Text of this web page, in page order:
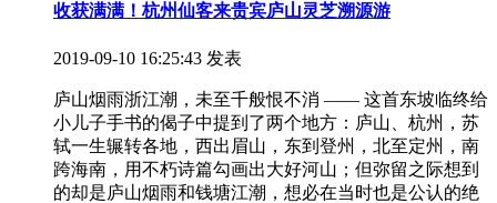
收获满满！杭州仙客来贵宾庐山灵芝溯源游
2019-09-10 16:25:43 发表
庐山烟雨浙江潮，未至千般恨不消 —— 这首东坡临终给
小儿子手书的偈子中提到了两个地方：庐山、杭州，苏
轼一生辗转各地，西出眉山，东到登州，北至定州，南
跨海南，用不朽诗篇勾画出大好河山；但弥留之际想到
的却是庐山烟雨和钱塘江潮，想必在当时也是公认的绝